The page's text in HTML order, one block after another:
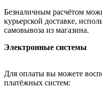
Безналичным расчётом
курьерской доставке,
самовывоза из магазина.
Электронные системы
Для оплаты вы можете
платёжных систем: